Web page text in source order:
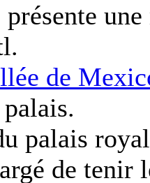
de
palais
de tenir